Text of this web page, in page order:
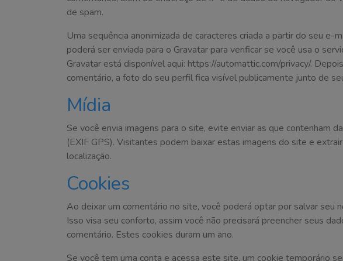
de spam.
Uma sequência anonimizada de caracteres criada a partir do seu e-
poderá ser enviada para o Gravatar para verificar se você usa o
Gravatar está disponível aqui: https://automattic.com/privacy/.
comentário, a foto do seu perfil fica visível publicamente junto de
Mídia
Se você envia imagens para o site, evite enviar as que contenham
(EXIF GPS). Visitantes podem baixar estas imagens do site e
localização.
Cookies
Ao deixar um comentário no site, você poderá optar por salvar seu
Isso visa seu conforto, assim você não precisará preencher seus
comentário. Estes cookies duram um ano.
Se você tem uma conta e acessa este site, um cookie temporário